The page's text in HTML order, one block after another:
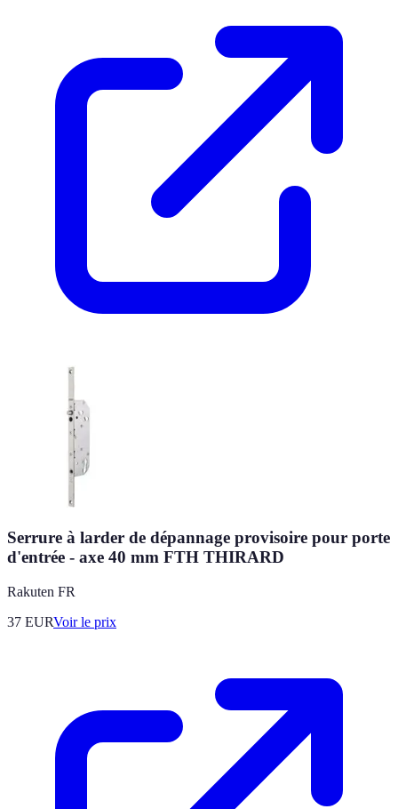
Serrure à larder de dépannage provisoire pour porte
d'entrée - axe 40 mm FTH THIRARD
Rakuten FR
37 EURVoir le prix